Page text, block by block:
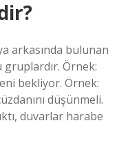
arkasında bulunan
Örnek:
bekliyor. Örnek:
düşünmeli.
duvarlar harabe